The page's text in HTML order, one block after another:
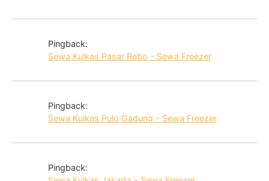
Pingback:
Sewa Kulkas Pasar Rebo - Sewa Freezer
Pingback:
Sewa Kulkas Pulo Gadung - Sewa Freezer
Pingback: